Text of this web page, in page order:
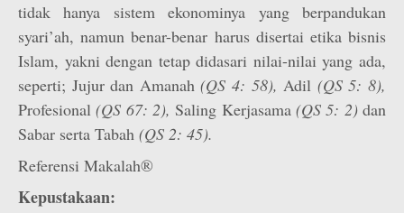
tidak hanya sistem ekonominya yang berpandukan
syari’ah, namun benar-benar harus disertai etika bisnis
Islam, yakni dengan tetap didasari nilai-nilai yang ada,
seperti; Jujur dan Amanah(QS 4: 58), Adil (QS 5: 8),
Profesional(QS 67: 2), Saling Kerjasama(QS 5: 2)dan
Sabar serta Tabah (QS 2: 45).
Referensi Makalah®
Kepustakaan: